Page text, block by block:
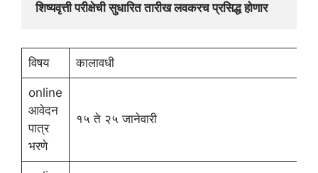
शिष्यवृत्ती परीक्षेची सुधारित तारीख लवकरच प्रसिद्ध होणार
विषय कालावधी
online
आवेदन
पात्र
भरणे
१५ ते २५ जानेवारी